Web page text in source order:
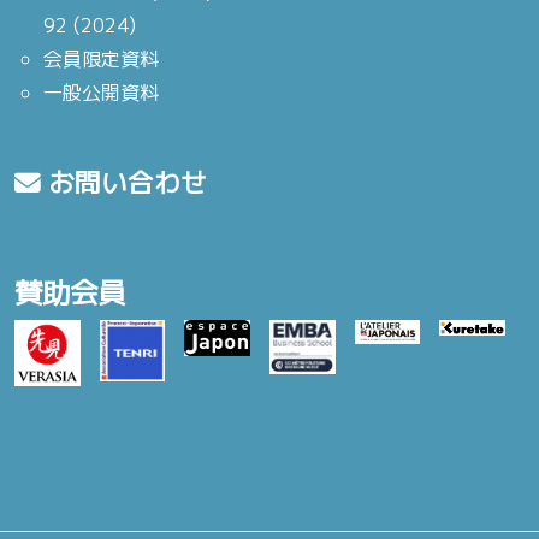
92 (2024)
会員限定資料
一般公開資料
お問い合わせ
賛助会員